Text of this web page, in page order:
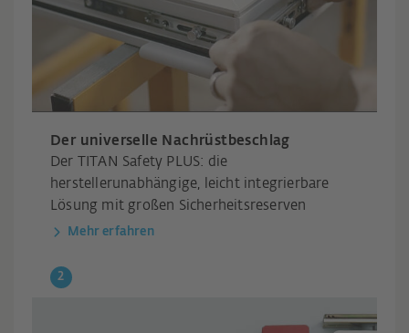
Der universelle Nachrüstbeschlag
Der TITAN Safety PLUS: die
herstellerunabhängige, leicht integrierbare
Lösung mit großen Sicherheitsreserven
Mehr erfahren